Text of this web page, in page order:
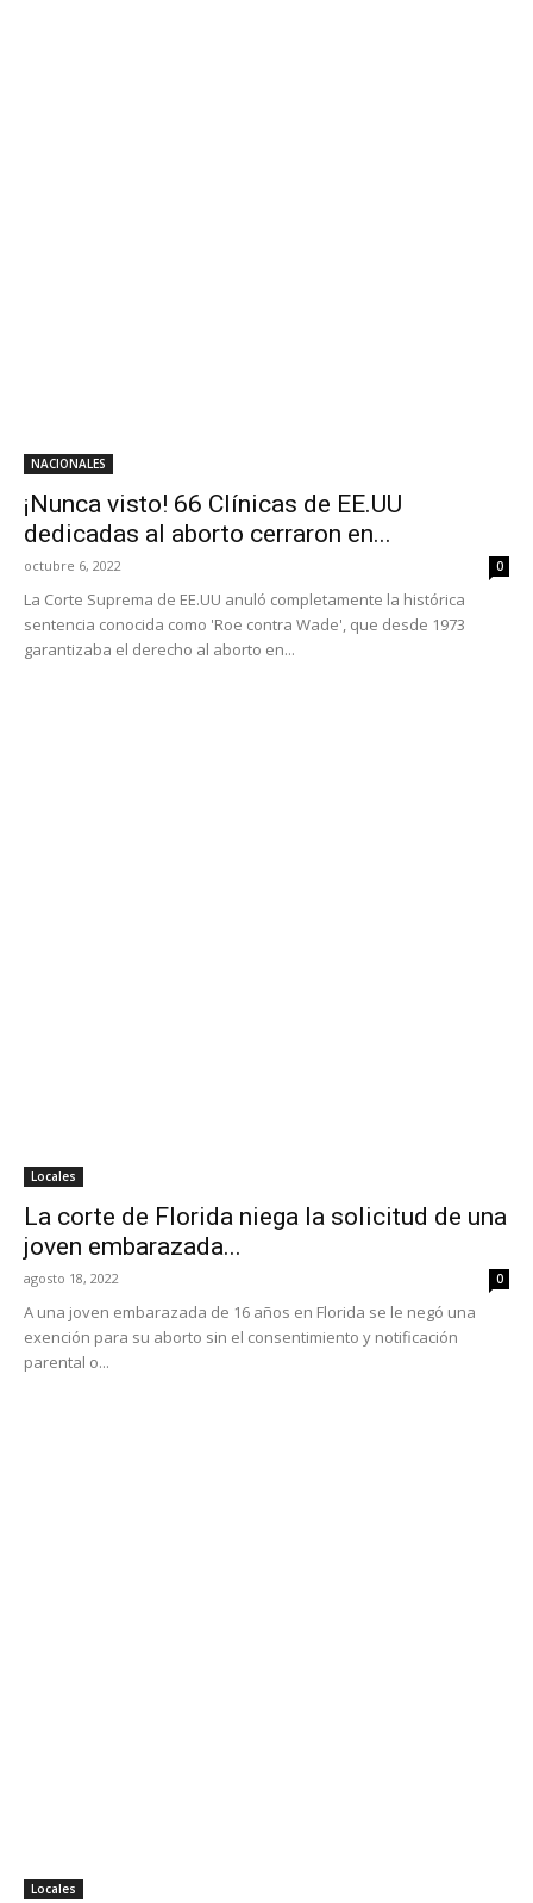
NACIONALES
¡Nunca visto! 66 Clínicas de EE.UU
dedicadas al aborto cerraron en...
octubre 6, 2022 0
La Corte Suprema de EE.UU anuló completamente la histórica
sentencia conocida como 'Roe contra Wade', que desde 1973
garantizaba el derecho al aborto en...
Locales
La corte de Florida niega la solicitud de una
joven embarazada...
agosto 18, 2022 0
A una joven embarazada de 16 años en Florida se le negó una
exención para su aborto sin el consentimiento y notificación
parental o...
Locales